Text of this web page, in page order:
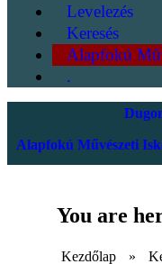
Levelezés
Keresés
Alapfokú
.
Alapfokú Művészeti
You are
Kezdőlap »